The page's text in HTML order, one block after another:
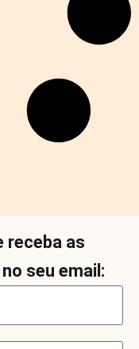
receba as
seu email: